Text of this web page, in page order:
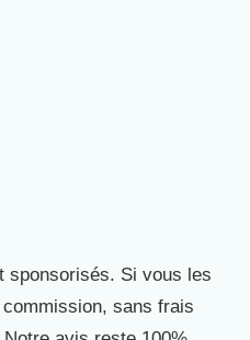
sponsorisés. Si vous les
sans frais